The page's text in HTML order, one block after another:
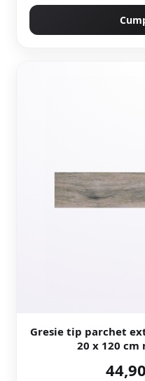
Gresie tip parchet